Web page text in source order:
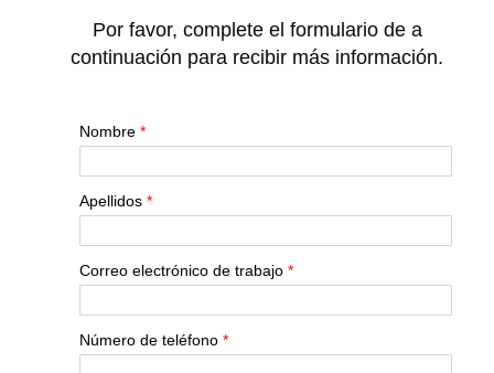
Por favor, complete el formulario de a
continuación para recibir más información.
Nombre*
Apellidos*
Correo electrónico de trabajo*
Número de teléfono*